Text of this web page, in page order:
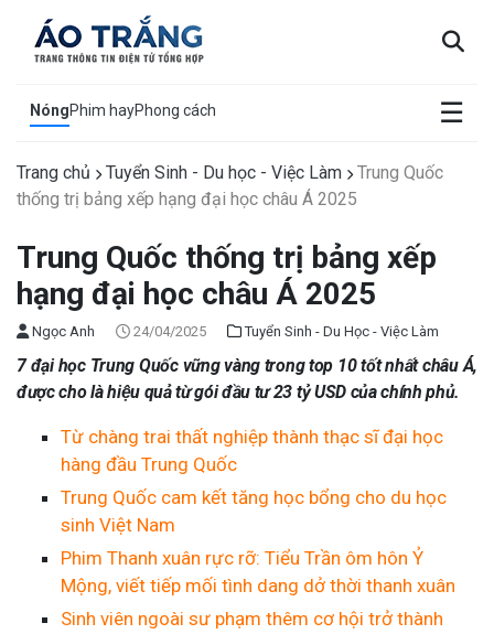
NóngPhim hayPhong cách ☰
×
Trang chủ Tuyển Sinh - Du học - Việc Làm
Trung Quốc
thống trị bảng xếp hạng đại học châu Á 2025
Trung Quốc thống trị bảng xếp
hạng đại học châu Á 2025
Ngọc Anh 24/04/2025 Tuyển Sinh - Du Học - Việc Làm
7 đại học Trung Quốc vững vàng trong top 10 tốt nhất châu Á,
được cho là hiệu quả từ gói đầu tư 23 tỷ USD của chính phủ.
Từ chàng trai thất nghiệp thành thạc sĩ đại học
hàng đầu Trung Quốc
Trung Quốc cam kết tăng học bổng cho du học
sinh Việt Nam
Phim Thanh xuân rực rỡ: Tiểu Trần ôm hôn Ỷ
Mộng, viết tiếp mối tình dang dở thời thanh xuân
Sinh viên ngoài sư phạm thêm cơ hội trở thành